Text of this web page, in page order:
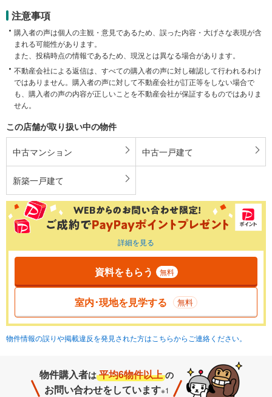
注意事項
購入者の声は個人の主観・意見であるため、誤った内容・大げさな表現が含
まれる可能性があります。
また、投稿時点の情報であるため、現況とは異なる場合があります。
不動産会社による返信は、すべての購入者の声に対し確認して行われるわけ
ではありません。購入者の声に対して不動産会社が訂正等をしない場合で
も、購入者の声の内容が正しいことを不動産会社が保証するものではありま
せん。
この店舗が取り扱い中の物件
中古マンション 中古一戸建て
新築一戸建て
詳細を見る
資料をもらう 無料
室内･現地を見学する 無料
物件情報の誤りや掲載違反を発見された方はこちらからご連絡ください。
物件購入者は 平均6物件以上 の
お問い合わせをしています※1